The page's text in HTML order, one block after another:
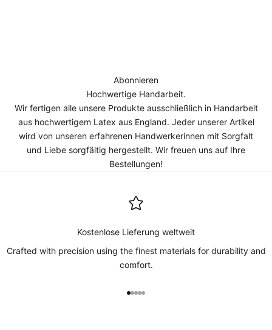
Abonnieren
Hochwertige Handarbeit.
Wir fertigen alle unsere Produkte ausschließlich in Handarbeit
aus hochwertigem Latex aus England. Jeder unserer Artikel
wird von unseren erfahrenen Handwerkerinnen mit Sorgfalt
und Liebe sorgfältig hergestellt. Wir freuen uns auf Ihre
Bestellungen!
Kostenlose Lieferung weltweit
Crafted with precision using the finest materials for durability and
comfort.
Gehe zu Element 1
Gehe zu Element 2
Gehe zu Element 3
Gehe zu Element 4
Gehe zu Element 5